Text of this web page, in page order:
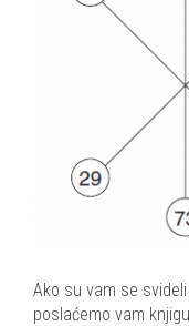
Ako su vam se
poslaćemo vam